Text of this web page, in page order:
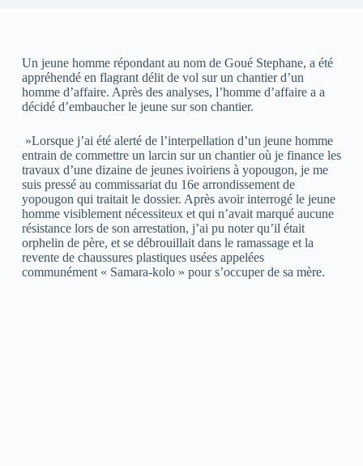
Un jeune homme répondant au nom de Goué Stephane, a été
appréhendé en flagrant délit de vol sur un chantier d’un
homme d’affaire. Après des analyses, l’homme d’affaire a a
décidé d’embaucher le jeune sur son chantier.
»Lorsque j’ai été alerté de l’interpellation d’un jeune homme
entrain de commettre un larcin sur un chantier où je finance les
travaux d’une dizaine de jeunes ivoiriens à yopougon, je me
suis pressé au commissariat du 16e arrondissement de
yopougon qui traitait le dossier. Après avoir interrogé le jeune
homme visiblement nécessiteux et qui n’avait marqué aucune
résistance lors de son arrestation, j’ai pu noter qu’il était
orphelin de père, et se débrouillait dans le ramassage et la
revente de chaussures plastiques usées appelées
communément « Samara-kolo » pour s’occuper de sa mère.